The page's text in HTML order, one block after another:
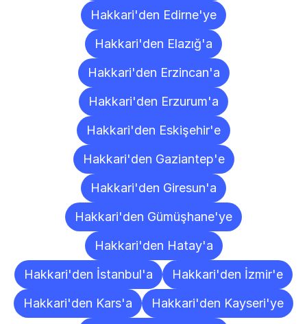
Hakkari'den Edirne'ye
Hakkari'den Elazığ'a
Hakkari'den Erzincan'a
Hakkari'den Erzurum'a
Hakkari'den Eskişehir'e
Hakkari'den Gaziantep'e
Hakkari'den Giresun'a
Hakkari'den Gümüşhane'ye
Hakkari'den Hatay'a
Hakkari'den İstanbul'a
Hakkari'den İzmir'e
Hakkari'den Kars'a
Hakkari'den Kayseri'ye